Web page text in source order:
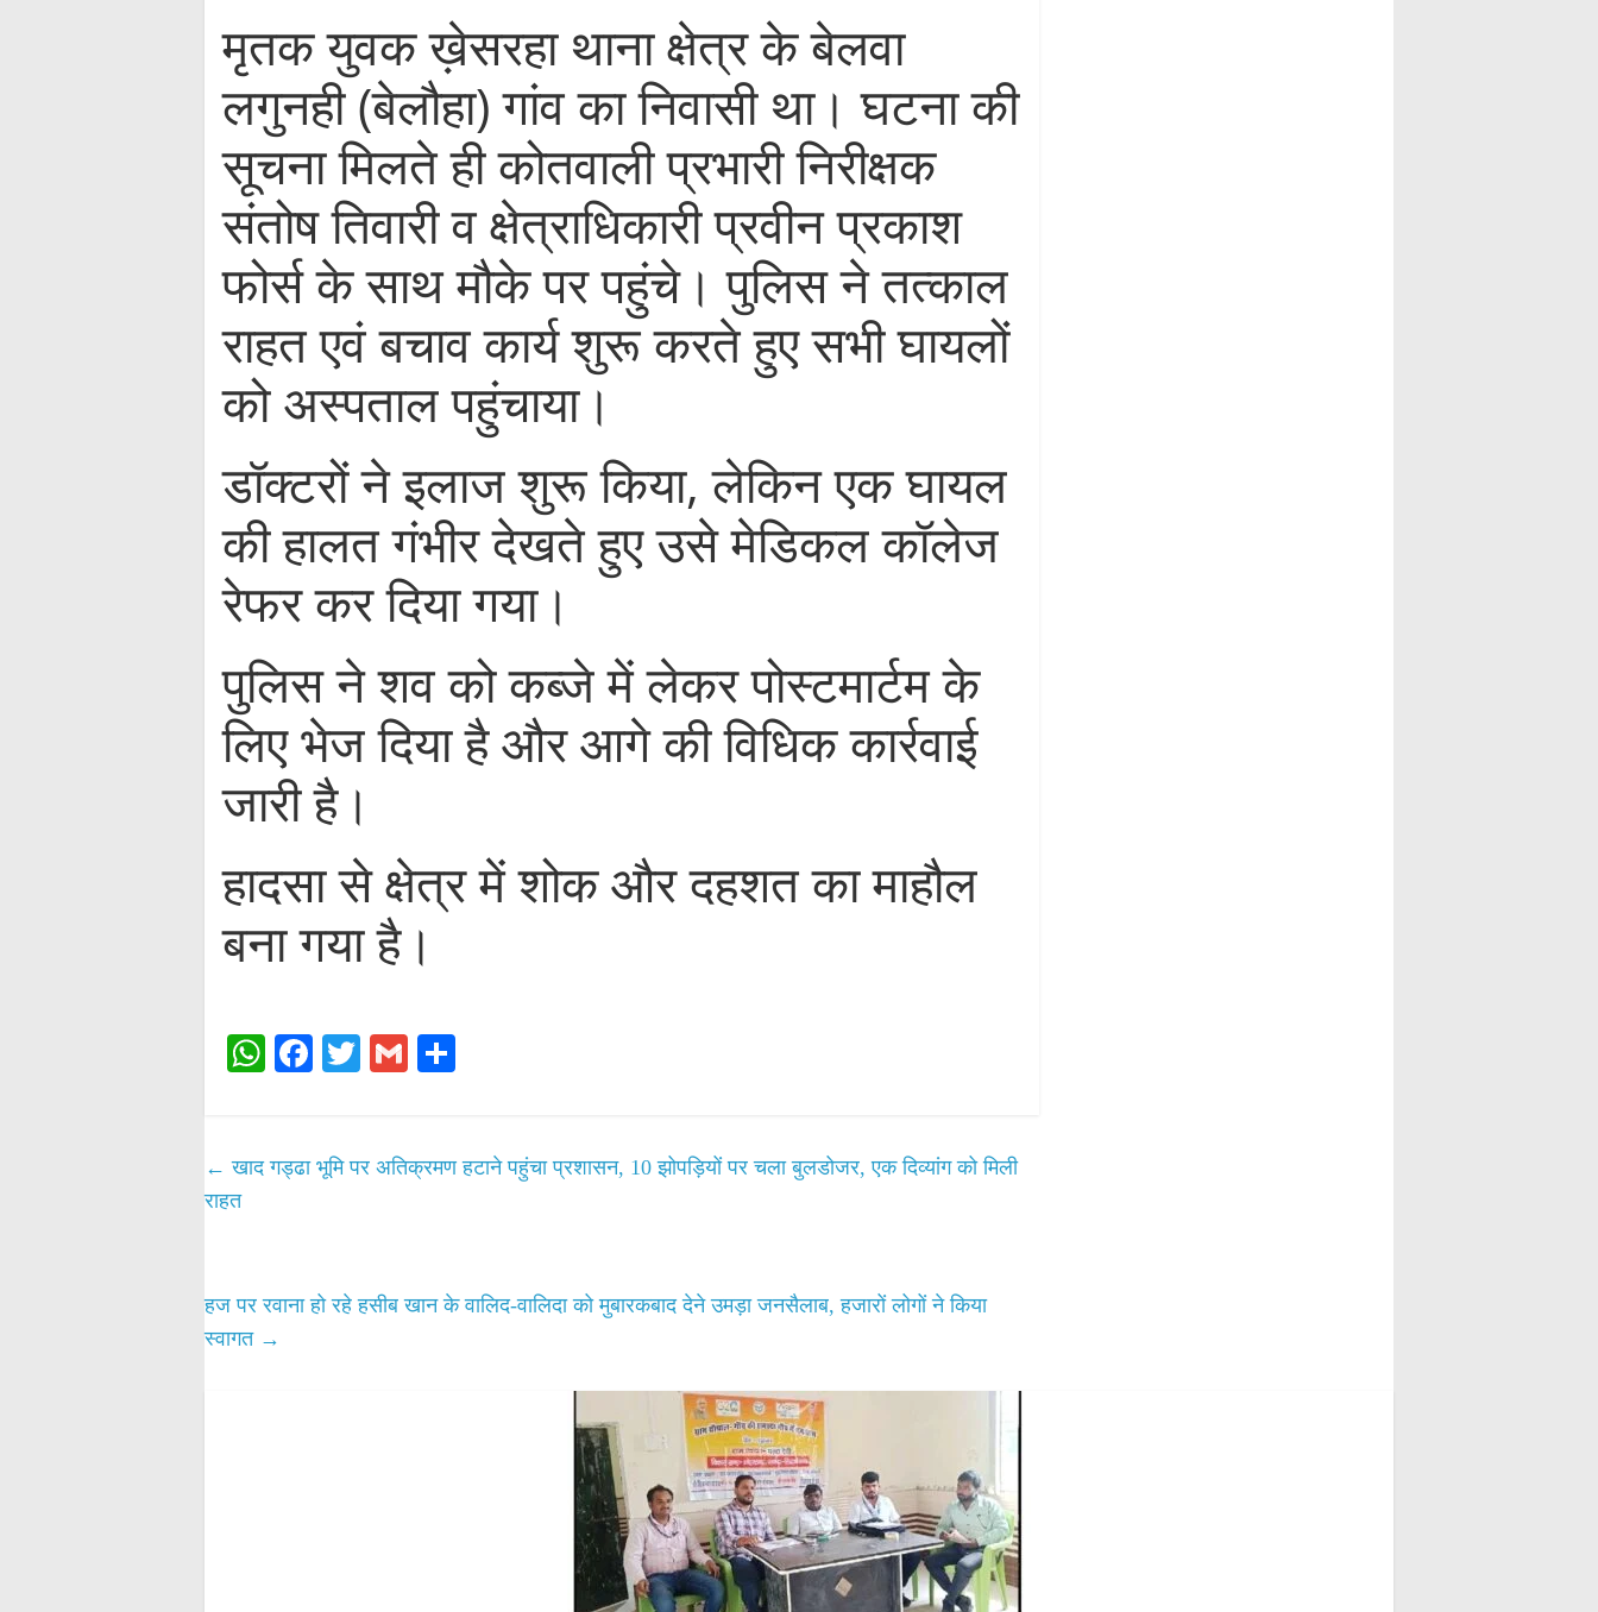
मृतक युवक ख़ेसरहा थाना क्षेत्र के बेलवा
लगुनही (बेलौहा) गांव का निवासी था। घटना की
सूचना मिलते ही कोतवाली प्रभारी निरीक्षक
संतोष तिवारी व क्षेत्राधिकारी प्रवीन प्रकाश
फोर्स के साथ मौके पर पहुंचे। पुलिस ने तत्काल
राहत एवं बचाव कार्य शुरू करते हुए सभी घायलों
को अस्पताल पहुंचाया।
डॉक्टरों ने इलाज शुरू किया, लेकिन एक घायल
की हालत गंभीर देखते हुए उसे मेडिकल कॉलेज
रेफर कर दिया गया।
पुलिस ने शव को कब्जे में लेकर पोस्टमार्टम के
लिए भेज दिया है और आगे की विधिक कार्रवाई
जारी है।
हादसा से क्षेत्र में शोक और दहशत का माहौल
बना गया है।
W
A
Fa
ok
T
r
G
← खाद गड्ढा भूमि पर अतिक्रमण हटाने पहुंचा प्रशासन, 10 झोपड़ियों पर चला बुलडोजर, एक दिव्यांग को मिली
राहत
हज पर रवाना हो रहे हसीब खान के वालिद-वालिदा को मुबारकबाद देने उमड़ा जनसैलाब, हजारों लोगों ने किया
स्वागत →